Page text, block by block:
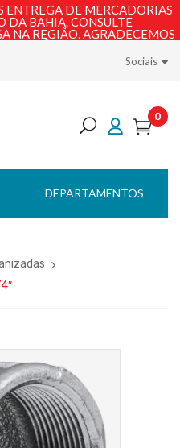
DE MERCADORIAS
DA BAHIA. CONSULTE
NA REGIÃO. AGRADECEMOS
Sociais
0
DEPARTAMENTOS